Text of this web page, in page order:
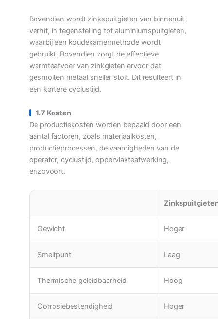
Bovendien wordt zinkspuitgieten van binnenuit
verhit, in tegenstelling tot aluminiumspuitgieten,
waarbij een koudekamermethode wordt
gebruikt. Bovendien zorgt de effectieve
warmteafvoer van zinkgieten ervoor dat
gesmolten metaal sneller stolt. Dit resulteert in
een kortere cyclustijd.
1.7 Kosten
De productiekosten worden bepaald door een
aantal factoren, zoals materiaalkosten,
productieprocessen, de vaardigheden van de
operator, cyclustijd, oppervlakteafwerking,
enzovoort.
Gewicht Hoger
Smeltpunt Laag
Thermische geleidbaarheid Hoog
Corrosiebestendigheid Hoger